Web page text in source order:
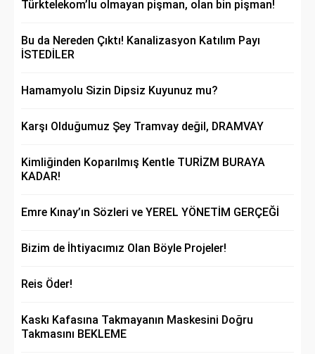
Türktelekom’lu olmayan pişman, olan bin pişman!
Bu da Nereden Çıktı! Kanalizasyon Katılım Payı
İSTEDİLER
Hamamyolu Sizin Dipsiz Kuyunuz mu?
Karşı Olduğumuz Şey Tramvay değil, DRAMVAY
Kimliğinden Koparılmış Kentle TURİZM BURAYA
KADAR!
Emre Kınay’ın Sözleri ve YEREL YÖNETİM GERÇEĞİ
Bizim de İhtiyacımız Olan Böyle Projeler!
Reis Öder!
Kaskı Kafasına Takmayanın Maskesini Doğru
Takmasını BEKLEME